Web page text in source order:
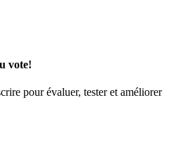
vote!
pour évaluer, tester et améliorer